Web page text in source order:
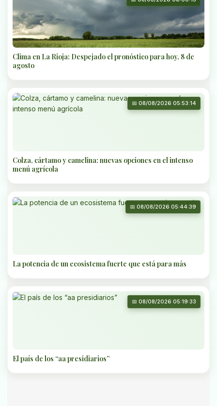
Clima en La Rioja: Despejado el pronóstico para hoy, 8 de
agosto
📅 08/08/2026 05:53:14
Colza, cártamo y camelina: nuevas opciones en el intenso
menú agrícola
📅 08/08/2026 05:44:39
La potencia de un ecosistema fuerte que está para más
📅 08/08/2026 05:19:33
El país de los “aa presidiarios”